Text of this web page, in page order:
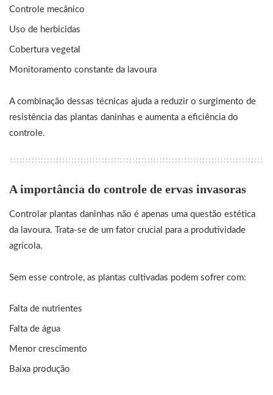
Controle mecânico
Uso de herbicidas
Cobertura vegetal
Monitoramento constante da lavoura
A combinação dessas técnicas ajuda a reduzir o surgimento de
resistência das plantas daninhas e aumenta a eficiência do
controle.
A importância do controle de ervas invasoras
Controlar plantas daninhas não é apenas uma questão estética
da lavoura. Trata-se de um fator crucial para a produtividade
agrícola.
Sem esse controle, as plantas cultivadas podem sofrer com:
Falta de nutrientes
Falta de água
Menor crescimento
Baixa produção